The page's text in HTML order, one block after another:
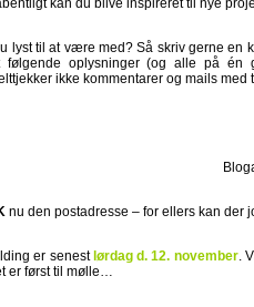
kan du blive inspireret til nye
lyst til at være med? Så skriv gerne en
følgende oplysninger (og alle på én
ikke kommentarer og mails
nu den postadresse – for ellers kan der
er senest lørdag d. 12. november.
er først til mølle…